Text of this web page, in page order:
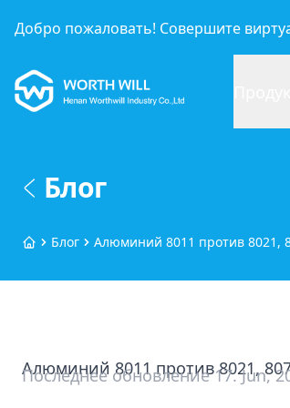
Добро пожаловать! Совершите
Worthwill
Блог
Главная
Блог Алюминий 8011 против 8021,
Алюминий 8011 против 8021,
Последнее обновление17. Jun,